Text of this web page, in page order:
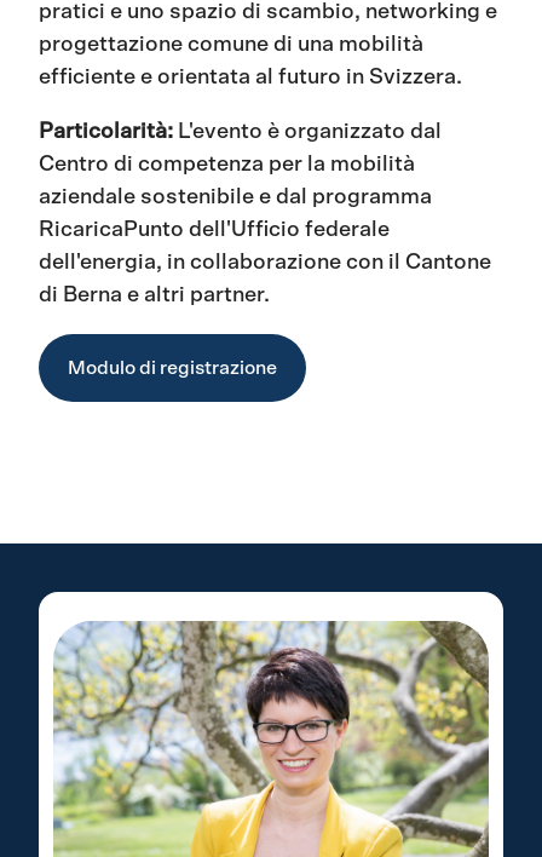
pratici e uno spazio di scambio, networking e
progettazione comune di una mobilità
efficiente e orientata al futuro in Svizzera.
Particolarità: L'evento è organizzato dal
Centro di competenza per la mobilità
aziendale sostenibile e dal programma
RicaricaPunto dell'Ufficio federale
dell'energia, in collaborazione con il Cantone
di Berna e altri partner.
Modulo di registrazione